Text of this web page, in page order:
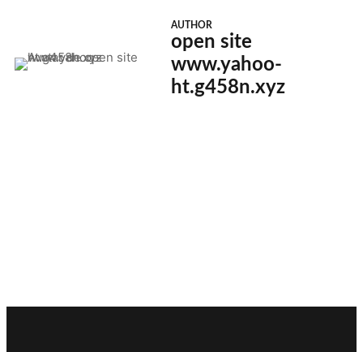
AUTHOR
open site
www.yahoo-
ht.g458n.xyz